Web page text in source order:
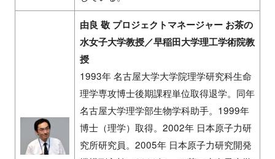
由良 敬 プロジェクトマネージャー お茶の
水女子大学教授／早稲田大学理工学術院教
授
1993年 名古屋大学大学院理学研究科生命
理学専攻博士後期課程単位取得退学。同年
名古屋大学理学部生物学科助手。1999年
博士（理学）取得。2002年 日本原子力研
究所研究員。2005年 日本原子力研究開発